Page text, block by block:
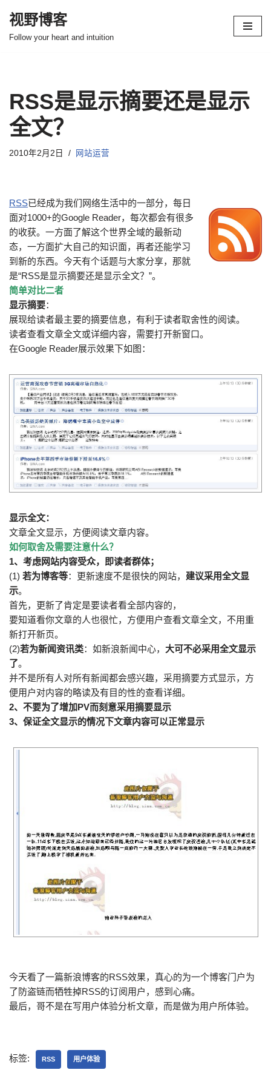
跳
视野博客
Follow your heart and intuition
RSS是显示摘要还是显示
全文？
2010年2月2日 网站运营
RSS已经成为我们网络生活中的一部分，每日
面对1000+的Google Reader，每次都会有很多
的收获。一方面了解这个世界全域的最新动
态，一方面扩大自己的知识面，再者还能学习
到新的东西。今天有个话题与大家分享，那就
是“RSS是显示摘要还是显示全文？”。
简单对比二者
显示摘要：
展现给读者最主要的摘要信息，有利于读者取舍性的阅读。
读者查看文章全文或详细内容，需要打开新窗口。
在Google Reader展示效果下如图：
显示全文：
文章全文显示，方便阅读文章内容。
如何取舍及需要注意什么？
1、考虑网站内容受众，即读者群体；
(1) 若为博客等：更新速度不是很快的网站， 建议采用全文显
示。
首先，更新了肯定是要读者看全部内容的，
要知道看你文章的人也很忙，方便用户查看文章全文，不用重
新打开新页。
(2)若为新闻资讯类：如新浪新闻中心， 大可不必采用全文显示
了。
并不是所有人对所有新闻都会感兴趣，采用摘要方式显示，方
便用户对内容的略读及有目的性的查看详细。
2、不要为了增加PV而刻意采用摘要显示
3、保证全文显示的情况下文章内容可以正常显示
今天看了一篇新浪博客的RSS效果，真心的为一个博客门户为
了防盗链而牺牲掉RSS的订阅用户，感到心痛。
最后，哥不是在写用户体验分析文章，而是做为用户所体验。
标签: RSS 用户体验